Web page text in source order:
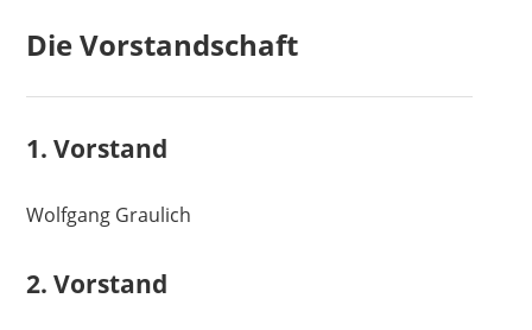
Die Vorstandschaft
1. Vorstand
Wolfgang Graulich
2. Vorstand